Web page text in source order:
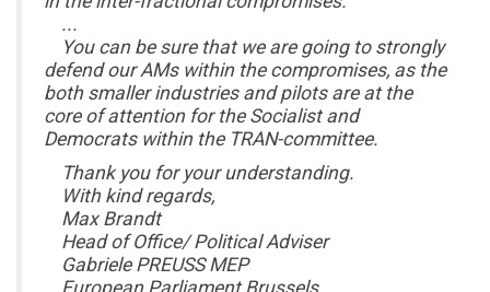
...
You can be sure that we are going to strongly
defend our AMs within the compromises, as the
both smaller industries and pilots are at the
core of attention for the Socialist and
Democrats within the TRAN-committee.
Thank you for your understanding.
With kind regards,
Max Brandt
Head of Office/ Political Adviser
Gabriele PREUSS MEP
European Parliament Brussels